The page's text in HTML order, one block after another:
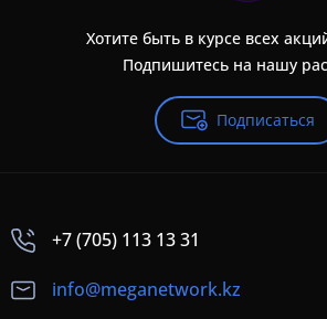
Хотите быть в курсе всех
Подпишитесь на нашу
Подписаться
+7 (705) 113 13 31
info@meganetwork.kz